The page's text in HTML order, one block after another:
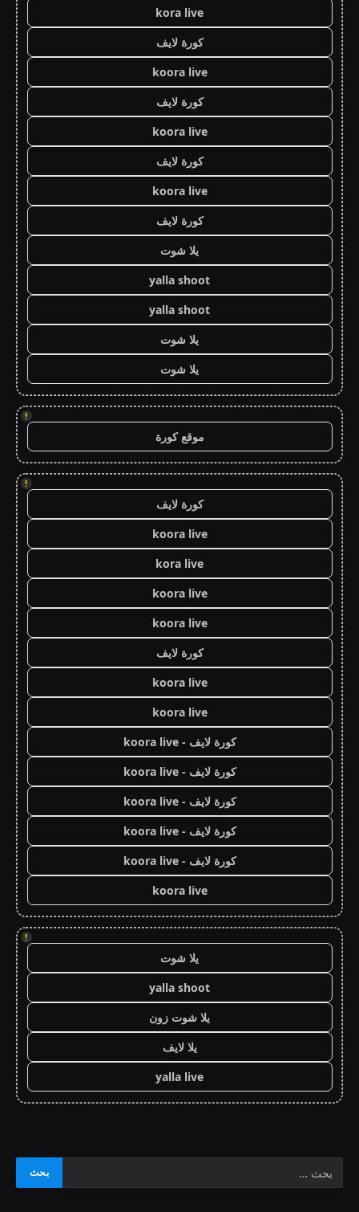
kora live
كورة لايف
koora live
كورة لايف
koora live
كورة لايف
koora live
كورة لايف
يلا شوت
yalla shoot
yalla shoot
يلا شوت
يلا شوت
!
موقع كورة
!
كورة لايف
koora live
kora live
koora live
koora live
كورة لايف
koora live
koora live
كورة لايف - koora live
كورة لايف - koora live
كورة لايف - koora live
كورة لايف - koora live
كورة لايف - koora live
koora live
!
يلا شوت
yalla shoot
يلا شوت زون
يلا لايف
yalla live